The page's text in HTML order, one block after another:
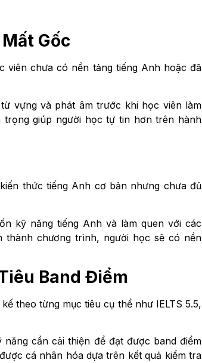
Gốc
chưa có nền tảng tiếng Anh hoặc đã
vựng và phát âm trước khi học viên làm
giúp người học tự tin hơn trên hành
thức tiếng Anh cơ bản nhưng chưa đủ
kỹ năng tiếng Anh và làm quen với các
thành chương trình, người học sẽ có nền
Band Điểm
theo từng mục tiêu cụ thể như IELTS 5.5,
cần cải thiện để đạt được band điểm
cá nhân hóa dựa trên kết quả kiểm tra